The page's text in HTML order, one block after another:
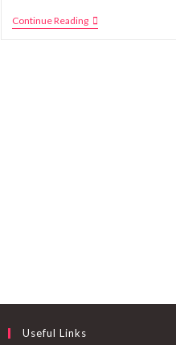
Continue Reading
Useful Links